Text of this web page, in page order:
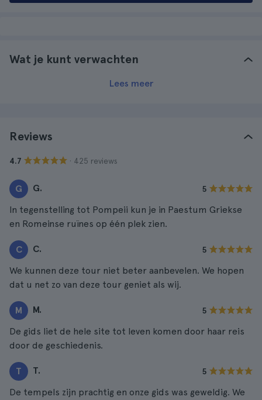
Wat je kunt verwachten
Lees meer
Reviews
4.7 · 425 reviews
G G. 5
In tegenstelling tot Pompeii kun je in Paestum Griekse
en Romeinse ruïnes op één plek zien.
C C. 5
We kunnen deze tour niet beter aanbevelen. We hopen
dat u net zo van deze tour geniet als wij.
M M. 5
De gids liet de hele site tot leven komen door haar reis
door de geschiedenis.
T T. 5
De tempels zijn prachtig en onze gids was geweldig. We